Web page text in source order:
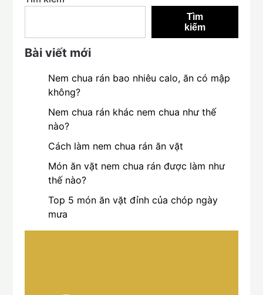
Tìm
kiếm
Bài viết mới
Nem chua rán bao nhiêu calo, ăn có mập
không?
Nem chua rán khác nem chua như thế
nào?
Cách làm nem chua rán ăn vặt
Món ăn vặt nem chua rán được làm như
thế nào?
Top 5 món ăn vặt đỉnh của chóp ngày
mưa